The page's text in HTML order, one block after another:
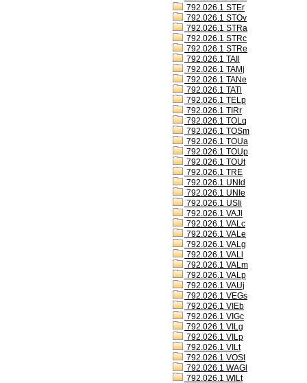
792.026.1 STEr
792.026.1 STOv
792.026.1 STRa
792.026.1 STRc
792.026.1 STRe
792.026.1 TAIl
792.026.1 TAMj
792.026.1 TANe
792.026.1 TATl
792.026.1 TELp
792.026.1 TIRr
792.026.1 TOLq
792.026.1 TOSm
792.026.1 TOUa
792.026.1 TOUp
792.026.1 TOUt
792.026.1 TRE
792.026.1 UNId
792.026.1 UNIe
792.026.1 USIi
792.026.1 VAJl
792.026.1 VALc
792.026.1 VALe
792.026.1 VALg
792.026.1 VALl
792.026.1 VALm
792.026.1 VALp
792.026.1 VAUj
792.026.1 VEGs
792.026.1 VIEb
792.026.1 VIGc
792.026.1 VILg
792.026.1 VILp
792.026.1 VILt
792.026.1 VOSt
792.026.1 WAGl
792.026.1 WILt